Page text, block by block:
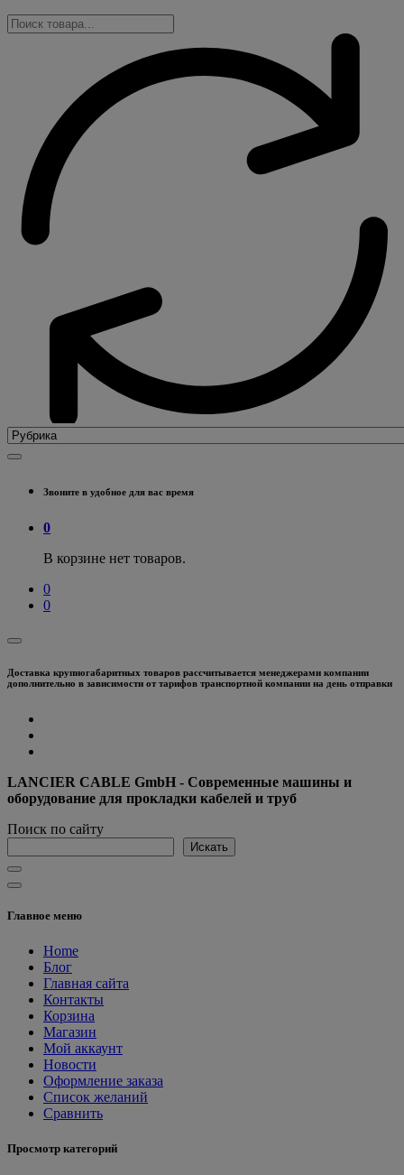
Звоните в удобное для вас время
0
В корзине нет товаров.
0
0
Доставка крупногабаритных товаров рассчитывается менеджерами компании
дополнительно в зависимости от тарифов транспортной компании на день отправки
LANCIER CABLE GmbH - Современные машины и
оборудование для прокладки кабелей и труб
Поиск по сайту
Искать
Главное меню
Home
Блог
Главная сайта
Контакты
Корзина
Магазин
Мой аккаунт
Новости
Оформление заказа
Список желаний
Сравнить
Просмотр категорий